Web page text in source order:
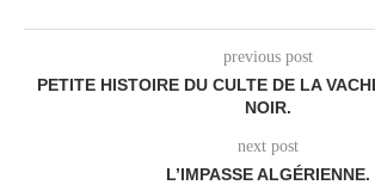
previous post
PETITE HISTOIRE DU CULTE DE LA
NOIR.
next post
L’IMPASSE ALGÉRIENNE.